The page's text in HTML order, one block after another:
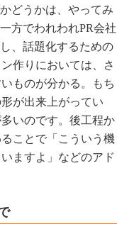
どうかは、やってみ
方でわれわれPR会社
、話題化するための
作りにおいては、さ
ものが分かる。もち
が出来上がってい
いのです。後工程か
ことで「こういう機
ますよ」などのアド